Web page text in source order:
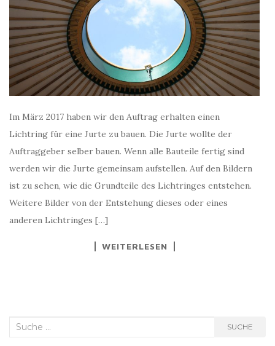
Im März 2017 haben wir den Auftrag erhalten einen
Lichtring für eine Jurte zu bauen. Die Jurte wollte der
Auftraggeber selber bauen. Wenn alle Bauteile fertig sind
werden wir die Jurte gemeinsam aufstellen. Auf den Bildern
ist zu sehen, wie die Grundteile des Lichtringes entstehen.
Weitere Bilder von der Entstehung dieses oder eines
anderen Lichtringes […]
WEITERLESEN
Suche
SUCHE